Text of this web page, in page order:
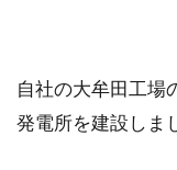
自社の大牟田工場
発電所を建設しま